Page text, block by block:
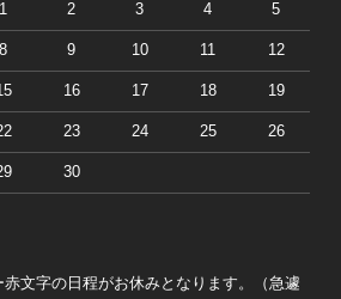
1 2 3 4 5
8 9 10 11 12
16 17 18 19
23 24 25 26
30
文字の日程がお休みとなります。（急遽